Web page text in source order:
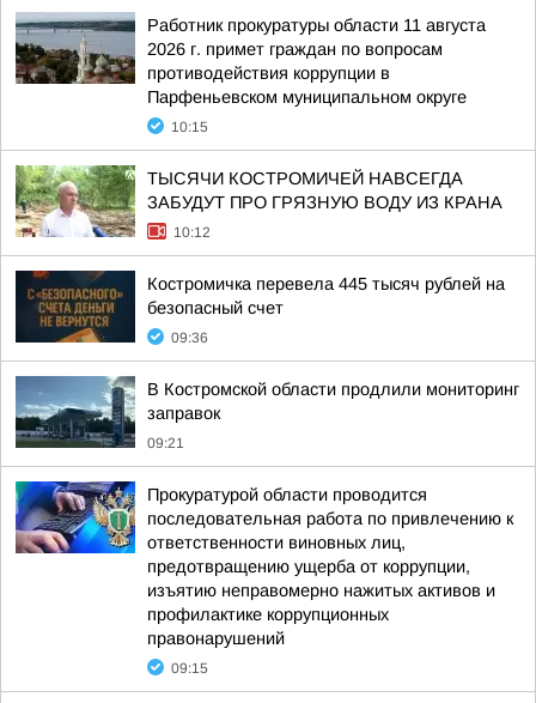
Работник прокуратуры области 11 августа
2026 г. примет граждан по вопросам
противодействия коррупции в
Парфеньевском муниципальном округе
10:15
ТЫСЯЧИ КОСТРОМИЧЕЙ НАВСЕГДА
ЗАБУДУТ ПРО ГРЯЗНУЮ ВОДУ ИЗ КРАНА
10:12
Костромичка перевела 445 тысяч рублей на
безопасный счет
09:36
В Костромской области продлили мониторинг
заправок
09:21
Прокуратурой области проводится
последовательная работа по привлечению к
ответственности виновных лиц,
предотвращению ущерба от коррупции,
изъятию неправомерно нажитых активов и
профилактике коррупционных
правонарушений
09:15